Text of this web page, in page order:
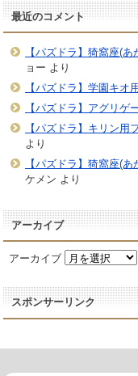
最近のコメント
【パズドラ】猗窩座(
ョー より
【パズドラ】学園キオ
【パズドラ】アグリゲ
【パズドラ】キリン用
より
【パズドラ】猗窩座(
ケメン より
アーカイブ
アーカイブ
スポンサーリンク